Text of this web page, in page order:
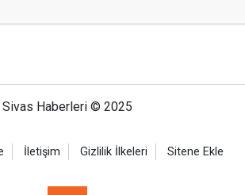
Sivas Haberleri © 2025
İletişim Gizlilik İlkeleri Sitene Ekle